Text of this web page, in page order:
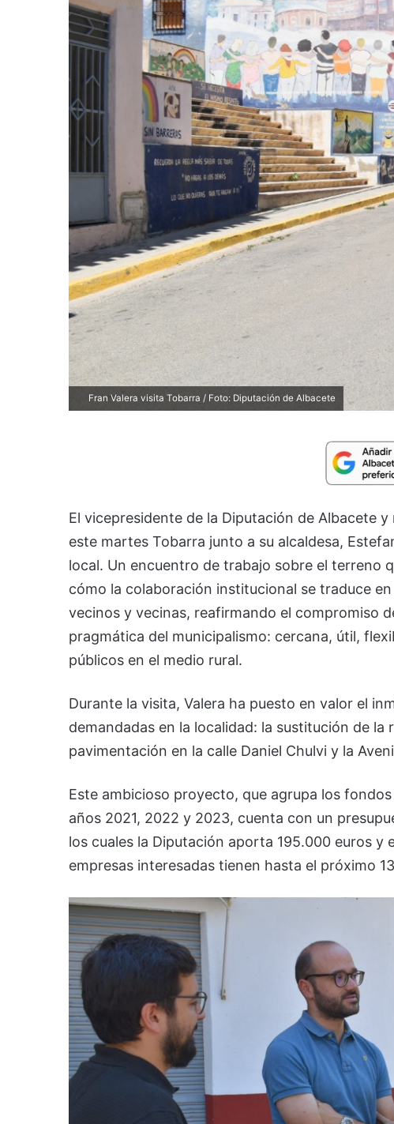
Fran Valera visita Tobarra / Foto: Diputación de Albacete
El vicepresidente de la Diputación de Albacete
este martes Tobarra junto a su alcaldesa,
local. Un encuentro de trabajo sobre el terreno
cómo la colaboración institucional se traduce
vecinos y vecinas, reafirmando el compromiso
pragmática del municipalismo: cercana, útil,
públicos en el medio rural.
Durante la visita, Valera ha puesto en valor el
demandadas en la localidad: la sustitución de
pavimentación en la calle Daniel Chulvi y la
Este ambicioso proyecto, que agrupa los
años 2021, 2022 y 2023, cuenta con un
los cuales la Diputación aporta 195.000 euros y
empresas interesadas tienen hasta el próximo